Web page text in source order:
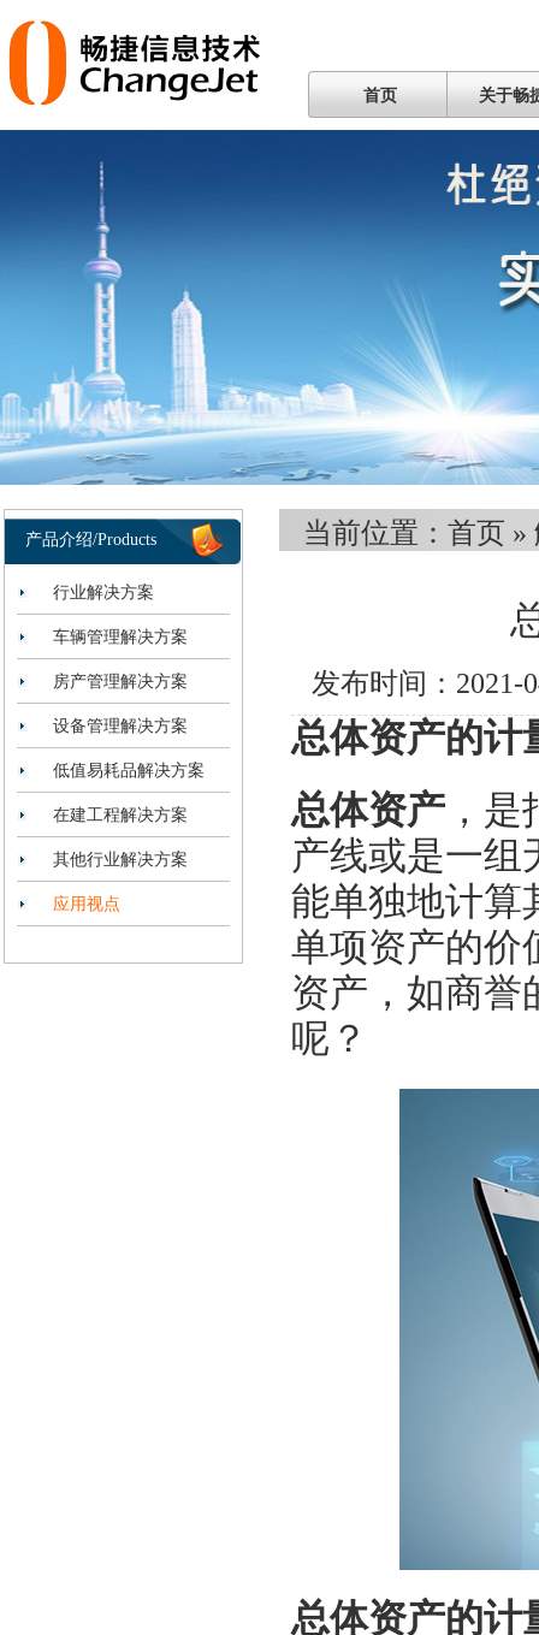
首页 关于畅
产品介绍/Products
行业解决方案
车辆管理解决方案
房产管理解决方案
设备管理解决方案
低值易耗品解决方案
在建工程解决方案
其他行业解决方案
应用视点
当前位置： 首页 »
发布时间：2021-
总体资产的计
总体资产 ，
产线或是一组
能单独地计算
单项资产的价
资产，如商誉
呢？
总体资产的计